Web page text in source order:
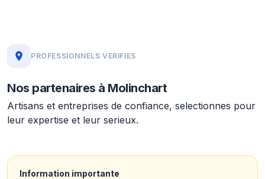
PROFESSIONNELS VERIFIES
Nos partenaires à Molinchart
Artisans et entreprises de confiance, selectionnes pour
leur expertise et leur serieux.
Information importante